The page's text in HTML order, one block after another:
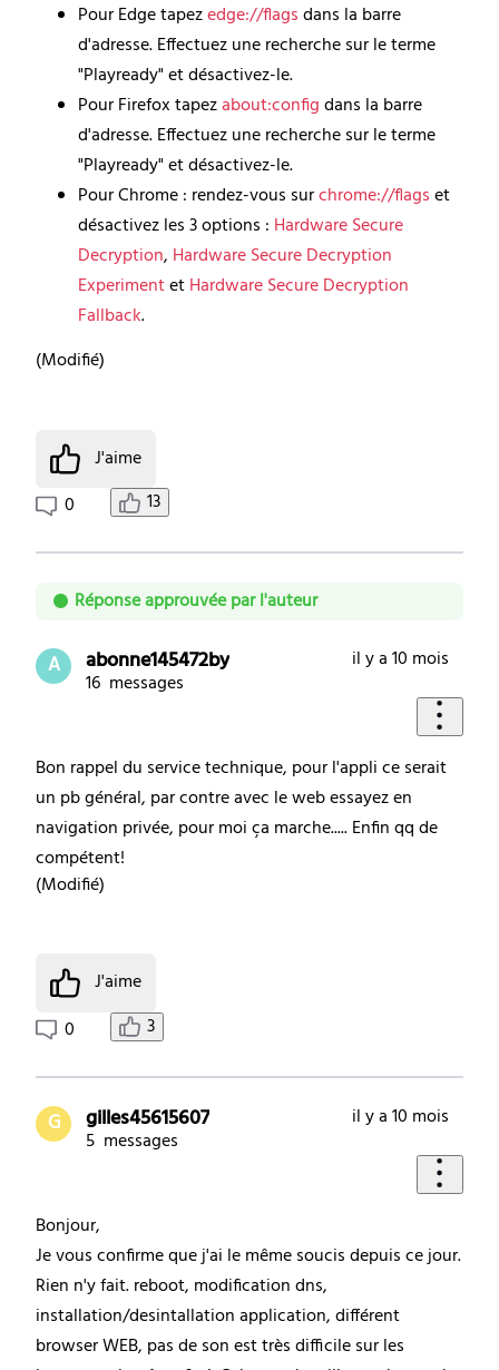
Pour Edge tapezedge://flagsdans la barre
d'adresse. Effectuez une recherche sur le terme
"Playready" et désactivez-le.
Pour Firefox tapezabout:configdans la barre
d'adresse. Effectuez une recherche sur le terme
"Playready" et désactivez-le.
Pour Chrome : rendez-vous surchrome://flagset
désactivez les 3 options : Hardware Secure
Decryption, Hardware Secure Decryption
ExperimentetHardware Secure Decryption
Fallback.
(Modifié)
J'aime
0
13
Réponse approuvée par l'auteur
A abonne145472by
16 messages
il y a 10 mois
Bon rappel du service technique, pour l'appli ce serait
un pb général, par contre avec le web essayez en
navigation privée, pour moi ça marche..... Enfin qq de
compétent!
(Modifié)
J'aime
0
3
G gilles45615607
5 messages
il y a 10 mois
Bonjour,
Je vous confirme que j'ai le même soucis depuis ce jour.
Rien n'y fait. reboot, modification dns,
installation/desintallation application, différent
browser WEB, pas de son est très difficile sur les